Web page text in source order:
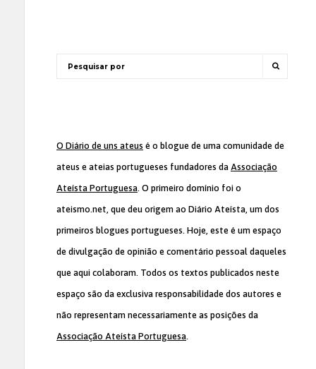
O Diário de uns ateus é o blogue de uma comunidade de
ateus e ateias portugueses fundadores da Associação
Ateísta Portuguesa. O primeiro domínio foi o
ateismo.net, que deu origem ao Diário Ateísta, um dos
primeiros blogues portugueses. Hoje, este é um espaço
de divulgação de opinião e comentário pessoal daqueles
que aqui colaboram. Todos os textos publicados neste
espaço são da exclusiva responsabilidade dos autores e
não representam necessariamente as posições da
Associação Ateísta Portuguesa.